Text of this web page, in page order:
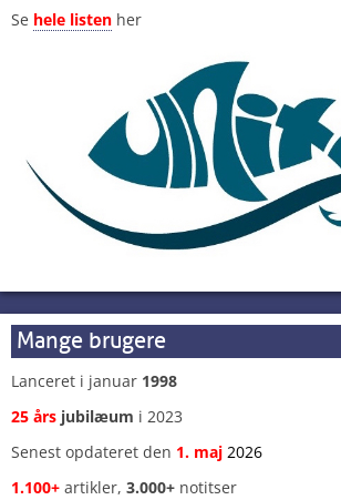
Se hele listen her
Mange brugere
Lanceret i januar 1998
25 års jubilæum i 2023
Senest opdateret den 1. maj 2026
1.100+ artikler, 3.000+ notitser